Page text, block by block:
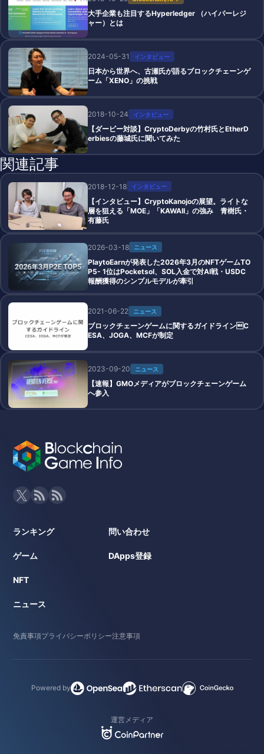
大手企業も注目するHyperledger （ハイパーレジ
ャー）とは
2024-05-31 インタビュー
日本から世界へ、古瀬氏が語るブロックチェーンゲ
ーム「XENO」の挑戦
2018-10-24 インタビュー
【ダービー対談】CryptoDerbyの竹村氏とEtherD
erbiesの藤城氏に聞いてみた
関連記事
2018-12-18 インタビュー
【インタビュー】CryptoKanojoの展望。ライトな
層を狙える「MOE」「KAWAII」の強み 青樹氏・
有藤氏
2026-03-18 ニュース
PlaytoEarnが発表した2026年3月のNFTゲームTO
P5- 1位はPocketsol、SOL入金で対AI戦・USDC
報酬獲得のシンプルモデルが牽引
2021-06-22 ニュース
ブロックチェーンゲームに関するガイドラインC
ESA、JOGA、MCFが制定
2023-09-20 ニュース
【速報】GMOメディアがブロックチェーンゲーム
へ参入
ランキング
ゲーム
NFT
ニュース
問い合わせ
DApps登録
免責事項プライバシーポリシー注意事項
Powered by
運営メディア